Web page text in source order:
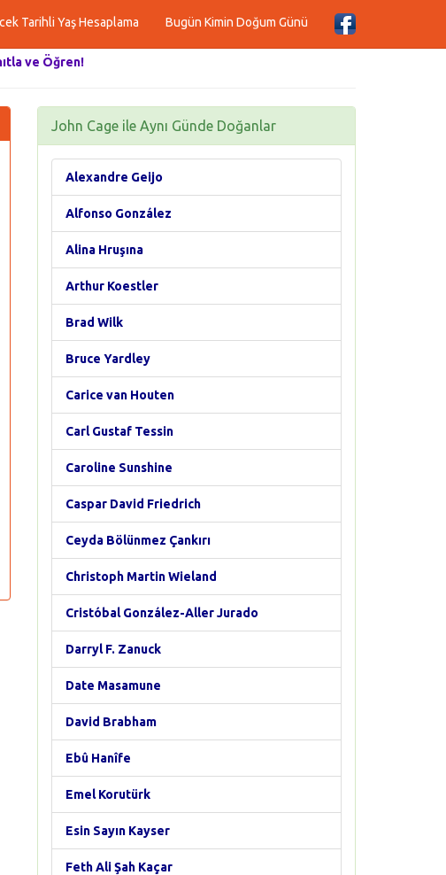
Tarihli Yaş Hesaplama Bugün Kimin Doğum Günü
ve Öğren!
John Cage ile Aynı Günde Doğanlar
Alexandre Geijo
Alfonso González
Alina Hruşına
Arthur Koestler
Brad Wilk
Bruce Yardley
Carice van Houten
Carl Gustaf Tessin
Caroline Sunshine
Caspar David Friedrich
Ceyda Bölünmez Çankırı
Christoph Martin Wieland
Cristóbal González-Aller Jurado
Darryl F. Zanuck
Date Masamune
David Brabham
Ebû Hanîfe
Emel Korutürk
Esin Sayın Kayser
Feth Ali Şah Kaçar